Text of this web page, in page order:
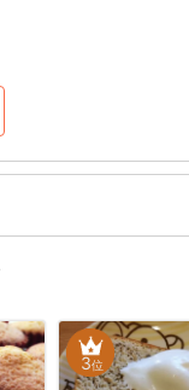
3位